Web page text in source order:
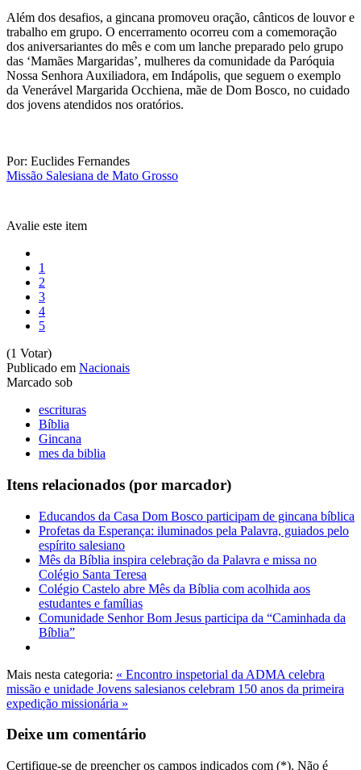
Além dos desafios, a gincana promoveu oração, cânticos de louvor e
trabalho em grupo. O encerramento ocorreu com a comemoração
dos aniversariantes do mês e com um lanche preparado pelo grupo
das ‘Mamães Margaridas’, mulheres da comunidade da Paróquia
Nossa Senhora Auxiliadora, em Indápolis, que seguem o exemplo
da Venerável Margarida Occhiena, mãe de Dom Bosco, no cuidado
dos jovens atendidos nos oratórios.
Por: Euclides Fernandes
Missão Salesiana de Mato Grosso
Avalie este item
1
2
3
4
5
(1 Votar)
Publicado em Nacionais
Marcado sob
escrituras
Bíblia
Gincana
mes da biblia
Itens relacionados (por marcador)
Educandos da Casa Dom Bosco participam de gincana bíblica
Profetas da Esperança: iluminados pela Palavra, guiados pelo
espírito salesiano
Mês da Bíblia inspira celebração da Palavra e missa no
Colégio Santa Teresa
Colégio Castelo abre Mês da Bíblia com acolhida aos
estudantes e famílias
Comunidade Senhor Bom Jesus participa da “Caminhada da
Bíblia”
Mais nesta categoria: « Encontro inspetorial da ADMA celebra
missão e unidade Jovens salesianos celebram 150 anos da primeira
expedição missionária »
Deixe um comentário
Certifique-se de preencher os campos indicados com (*). Não é